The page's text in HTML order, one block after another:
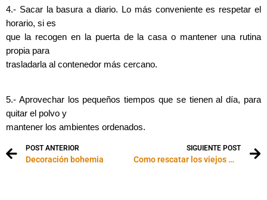
4.- Sacar la basura a diario. Lo más conveniente es respetar el
horario, si es
que la recogen en la puerta de la casa o mantener una rutina
propia para
trasladarla al contenedor más cercano.
5.- Aprovechar los pequeños tiempos que se tienen al día, para
quitar el polvo y
mantener los ambientes ordenados.
POST ANTERIOR
Decoración bohemia
SIGUIENTE POST
Como rescatar los viejos muebles